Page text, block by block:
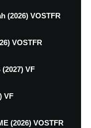
(2026) VOSTFR
VOSTFR
VF
VF
(2026) VOSTFR